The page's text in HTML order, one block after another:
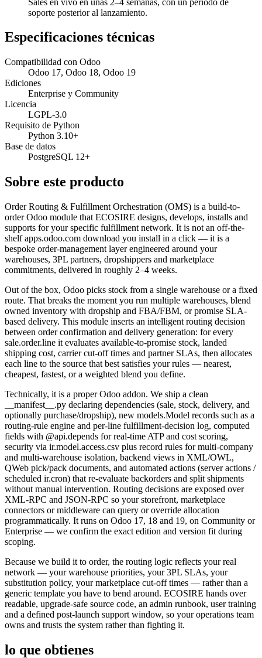
soporte posterior al lanzamiento.
Especificaciones técnicas
Compatibilidad con Odoo
Odoo 17, Odoo 18, Odoo 19
Ediciones
Enterprise y Community
Licencia
LGPL-3.0
Requisito de Python
Python 3.10+
Base de datos
PostgreSQL 12+
Sobre este producto
Order Routing & Fulfillment Orchestration (OMS) is a build-to-
order Odoo module that ECOSIRE designs, develops, installs and
supports for your specific fulfillment network. It is not an off-the-
shelf apps.odoo.com download you install in a click — it is a
bespoke order-management layer engineered around your
warehouses, 3PL partners, dropshippers and marketplace
commitments, delivered in roughly 2–4 weeks.
Out of the box, Odoo picks stock from a single warehouse or a fixed
route. That breaks the moment you run multiple warehouses, blend
owned inventory with dropship and FBA/FBM, or promise SLA-
based delivery. This module inserts an intelligent routing decision
between order confirmation and delivery generation: for every
sale.order.line it evaluates available-to-promise stock, landed
shipping cost, carrier cut-off times and partner SLAs, then allocates
each line to the source that best satisfies your rules — nearest,
cheapest, fastest, or a weighted blend you define.
Technically, it is a proper Odoo addon. We ship a clean
__manifest__.py declaring dependencies (sale, stock, delivery, and
optionally purchase/dropship), new models.Model records such as a
routing-rule engine and per-line fulfillment-decision log, computed
fields with @api.depends for real-time ATP and cost scoring,
security via ir.model.access.csv plus record rules for multi-company
and multi-warehouse isolation, backend views in XML/OWL,
QWeb pick/pack documents, and automated actions (server actions /
scheduled ir.cron) that re-evaluate backorders and split shipments
without manual intervention. Routing decisions are exposed over
XML-RPC and JSON-RPC so your storefront, marketplace
connectors or middleware can query or override allocation
programmatically. It runs on Odoo 17, 18 and 19, on Community or
Enterprise — we confirm the exact edition and version fit during
scoping.
Because we build it to order, the routing logic reflects your real
network — your warehouse priorities, your 3PL SLAs, your
substitution policy, your marketplace cut-off times — rather than a
generic template you have to bend around. ECOSIRE hands over
readable, upgrade-safe source code, an admin runbook, user training
and a defined post-launch support window, so your operations team
owns and trusts the system rather than fighting it.
lo que obtienes